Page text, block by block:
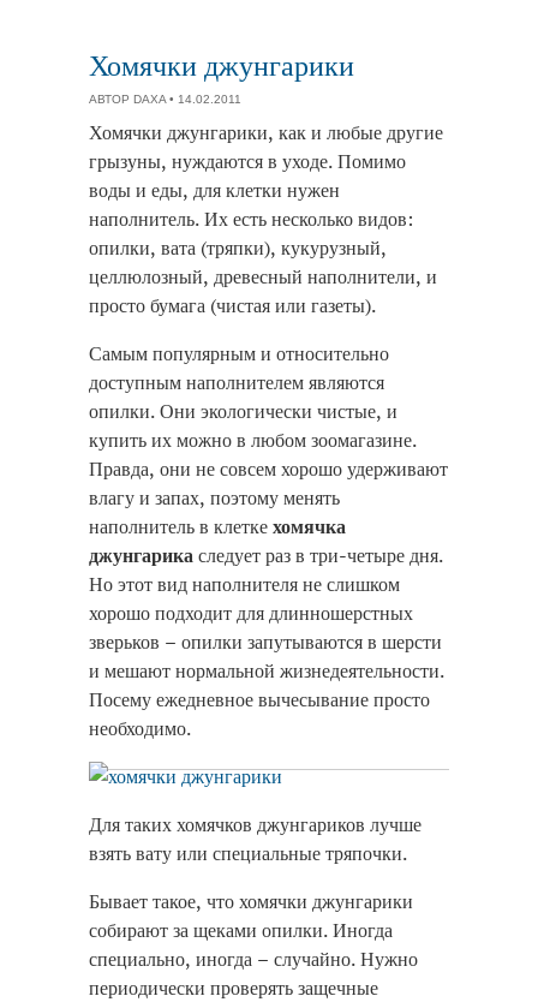
Хомячки джунгарики
АВТОР DAXA • 14.02.2011
Хомячки джунгарики, как и любые другие
грызуны, нуждаются в уходе. Помимо
воды и еды, для клетки нужен
наполнитель. Их есть несколько видов:
опилки, вата (тряпки), кукурузный,
целлюлозный, древесный наполнители, и
просто бумага (чистая или газеты).
Самым популярным и относительно
доступным наполнителем являются
опилки. Они экологически чистые, и
купить их можно в любом зоомагазине.
Правда, они не совсем хорошо удерживают
влагу и запах, поэтому менять
наполнитель в клеткехомячка
джунгарикаследует раз в три-четыре дня.
Но этот вид наполнителя не слишком
хорошо подходит для длинношерстных
зверьков – опилки запутываются в шерсти
и мешают нормальной жизнедеятельности.
Посему ежедневное вычесывание просто
необходимо.
Для таких хомячков джунгариков лучше
взять вату или специальные тряпочки.
Бывает такое, что хомячки джунгарики
собирают за щеками опилки. Иногда
специально, иногда – случайно. Нужно
периодически проверять защечные